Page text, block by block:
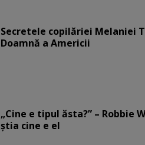
Secretele copilăriei Melaniei
Doamnă a Americii
„Cine e tipul ăsta?” – Robbie
știa cine e el